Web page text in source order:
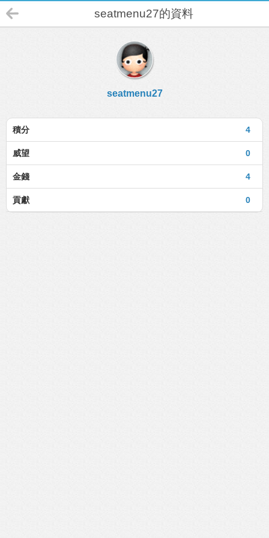
seatmenu27的資料
seatmenu27
4
積分
0
威望
4
金錢
0
貢獻